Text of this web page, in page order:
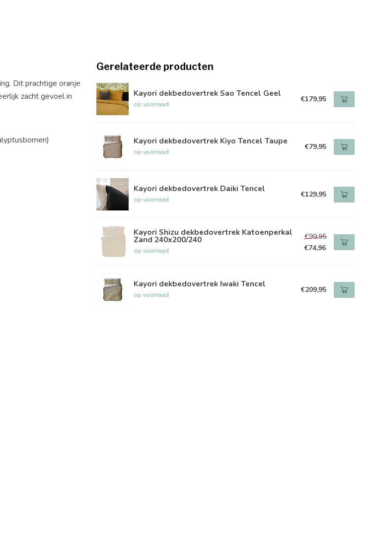
Dit prachtige oranje
zacht gevoel in
Gerelateerde producten
Kayori dekbedovertrek Sao Tencel Geel
op voorraad €179,95
Kayori dekbedovertrek Kiyo Tencel Taupe
op voorraad €79,95
Kayori dekbedovertrek Daiki Tencel
op voorraad €129,95
Kayori Shizu dekbedovertrek Katoenperkal
Zand 240x200/240
op voorraad
€99,95
€74,96
Kayori dekbedovertrek Iwaki Tencel
op voorraad €209,95